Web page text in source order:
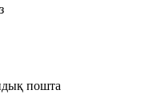
пошта